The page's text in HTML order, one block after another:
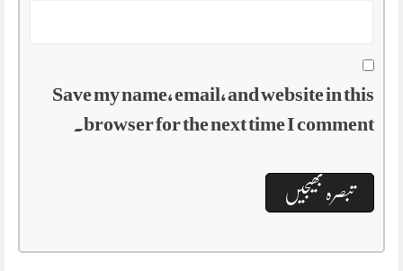
Save my name, email, and website in this
browser for the next time I comment.